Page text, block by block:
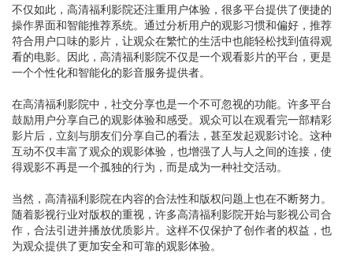
不仅如此，高清福利影院还注重用户体验，很多平台提供了便捷的
操作界面和智能推荐系统。通过分析用户的观影习惯和偏好，推荐
符合用户口味的影片，让观众在繁忙的生活中也能轻松找到值得观
看的电影。因此，高清福利影院不仅是一个观看影片的平台，更是
一个个性化和智能化的影音服务提供者。
在高清福利影院中，社交分享也是一个不可忽视的功能。许多平台
鼓励用户分享自己的观影体验和感受。观众可以在观看完一部精彩
影片后，立刻与朋友们分享自己的看法，甚至发起观影讨论。这种
互动不仅丰富了观众的观影体验，也增强了人与人之间的连接，使
得观影不再是一个孤独的行为，而是成为一种社交活动。
当然，高清福利影院在内容的合法性和版权问题上也在不断努力。
随着影视行业对版权的重视，许多高清福利影院开始与影视公司合
作，合法引进并播放优质影片。这样不仅保护了创作者的权益，也
为观众提供了更加安全和可靠的观影体验。